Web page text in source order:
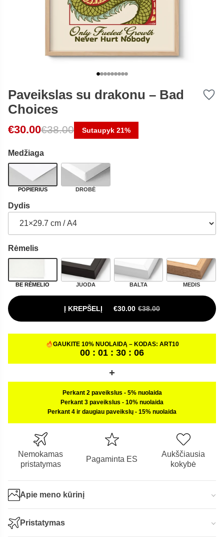
Paveikslas su drakonu – Bad
Choices
€30.00€38.00
Original price was: €38.00.
Current price is: €30.00.
Sutaupyk 21%
Medžiaga
POPIERIUS DROBĖ
Dydis
Rėmelis
BE RĖMELIO JUODA BALTA MEDIS
Į KREPŠELĮ €30.00 €38.00
ORIGINAL PRICE WAS: €38.00.
CURRENT PRICE IS: €30.00.
GAUKITE 10% NUOLAIDĄ – KODAS: ART10
00 : 01 : 30 : 05
Perkant 2 paveikslus - 5% nuolaida
Perkant 3 paveikslus - 10% nuolaida
Perkant 4 ir daugiau paveikslų - 15% nuolaida
Nemokamas
pristatymas
Pagaminta ES
Aukščiausia
kokybė
Apie meno kūrinį
Pristatymas